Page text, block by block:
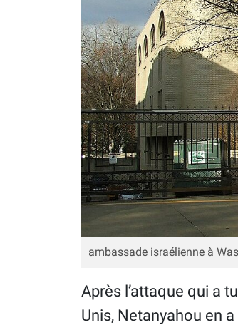
ambassade israélienne à
Après l’attaque qui a
Unis, Netanyahou en